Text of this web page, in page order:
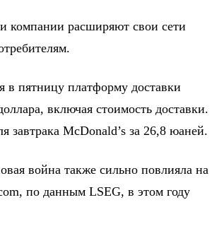
компании расширяют свои сети
пятницу платформу доставки
включая стоимость доставки.
завтрака McDonald’s за 26,8 юаней.
война также сильно повлияла на
по данным LSEG, в этом году